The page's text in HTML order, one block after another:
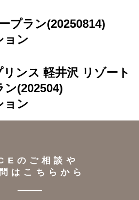
プラン(20250814)
ョン
ンス 軽井沢 リゾート
(202504)
ョン
のご相談や
はこちらから